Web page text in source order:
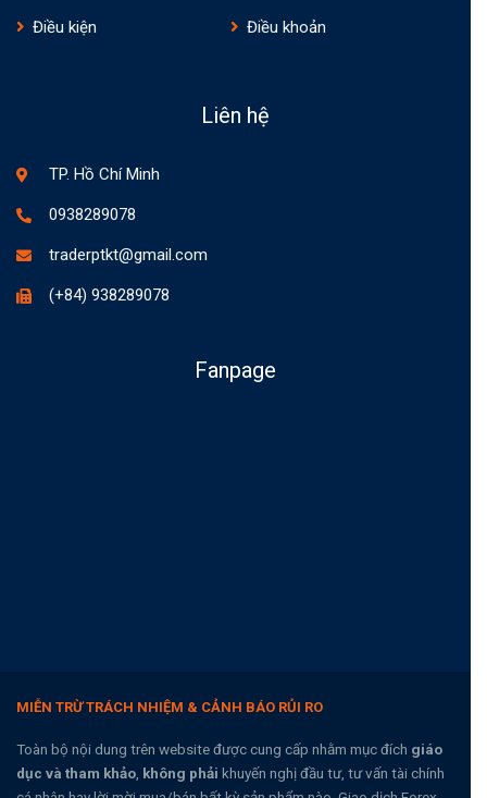
Điều kiện
Điều khoản
Liên hệ
TP. Hồ Chí Minh
0938289078
traderptkt@gmail.com
(+84) 938289078
Fanpage
MIỄN TRỪ TRÁCH NHIỆM & CẢNH BÁO RỦI RO
Toàn bộ nội dung trên website được cung cấp nhằm mục đích giáo
dục và tham khảo, không phải khuyến nghị đầu tư, tư vấn tài chính